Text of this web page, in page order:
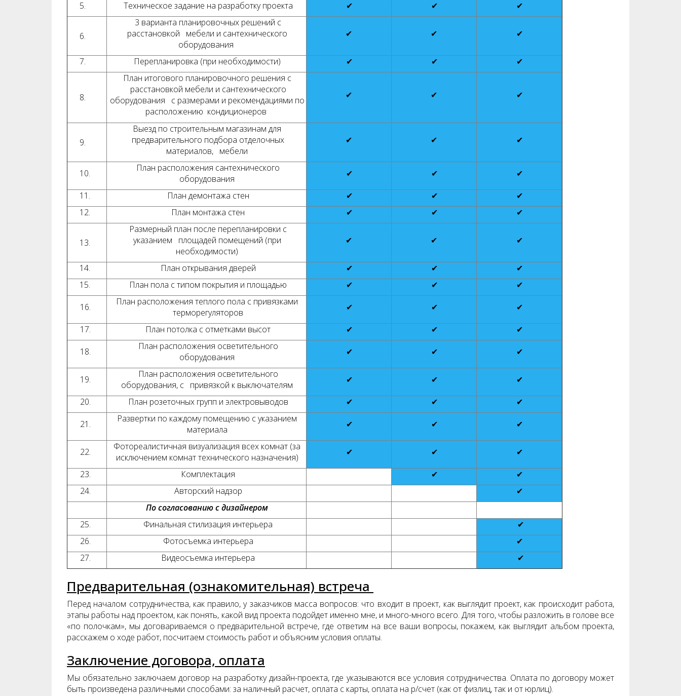
5.
Техническое задание на разработку проекта ✔ ✔ ✔
6.
3 варианта планировочных решений с
расстановкой мебели и сантехнического
оборудования
✔ ✔ ✔
7. Перепланировка (при необходимости) ✔ ✔ ✔
8.
План итогового планировочного решения с
расстановкой мебели и сантехнического
оборудования с размерами и рекомендациями по
расположению кондиционеров
✔ ✔ ✔
9.
Выезд по строительным магазинам для
предварительного подбора отделочных
материалов, мебели
✔ ✔ ✔
10.
План расположения сантехнического
оборудования
✔ ✔
✔
11.
План демонтажа стен ✔ ✔
✔
12.
План монтажа стен ✔ ✔ ✔
13.
Размерный план после перепланировки с
указанием площадей помещений (при
необходимости)
✔ ✔ ✔
14. План открывания дверей ✔ ✔
✔
15.
План пола с типом покрытия и площадью ✔ ✔
✔
16.
План расположения теплого пола с привязками
терморегуляторов
✔ ✔
✔
17.
План потолка с отметками высот ✔ ✔
✔
18.
План расположения осветительного
оборудования
✔ ✔ ✔
19.
План расположения осветительного
оборудования, с привязкой к выключателям
✔ ✔
✔
20.
План розеточных групп и электровыводов ✔ ✔
✔
21.
Развертки по каждому помещению с указанием
материала
✔ ✔ ✔
22.
Фотореалистичная визуализация всех комнат (за
исключением комнат технического назначения)
✔ ✔
✔
23.
Комплектация ✔
✔
24.
Авторский надзор
✔
По согласованию с дизайнером
25.
Финальная стилизация интерьера
✔
26.
Фотосъемка интерьера
✔
27.
Видеосъемка интерьера ✔
Предварительная (ознакомительная) встреча
Перед началом сотрудничества, как правило, у заказчиков масса вопросов: что входит в проект, как выглядит проект, как происходит работа,
этапы работы над проектом, как понять, какой вид проекта подойдет именно мне, и много-много всего. Для того, чтобы разложить в голове все
«по полочкам», мы договариваемся о предварительной встрече, где ответим на все ваши вопросы, покажем, как выглядит альбом проекта,
расскажем о ходе работ, посчитаем стоимость работ и объясним условия оплаты.
Заключение договора, оплата
Мы обязательно заключаем договор на разработку дизайн-проекта, где указываются все условия сотрудничества. Оплата по договору может
быть произведена различными способами: за наличный расчет, оплата с карты, оплата на р/счет (как от физлиц, так и от юрлиц).